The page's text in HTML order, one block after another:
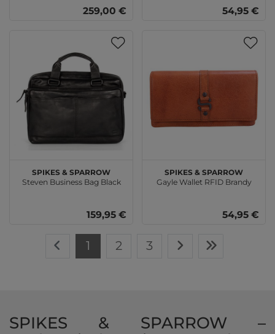
259,00 € 54,95 €
SPIKES & SPARROW
Steven Business Bag Black
159,95 €
SPIKES & SPARROW
Gayle Wallet RFID Brandy
54,95 €
1 2 3
SPIKES & SPARROW –